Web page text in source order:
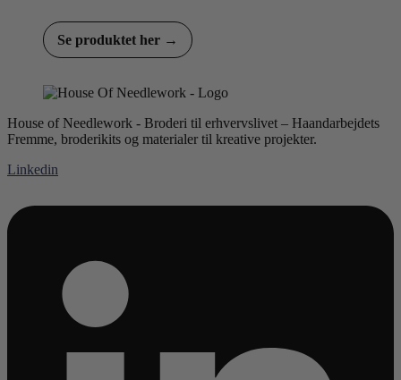
Se produktet her →
House of Needlework - Broderi til erhvervslivet – Haandarbejdets
Fremme, broderikits og materialer til kreative projekter.
Linkedin